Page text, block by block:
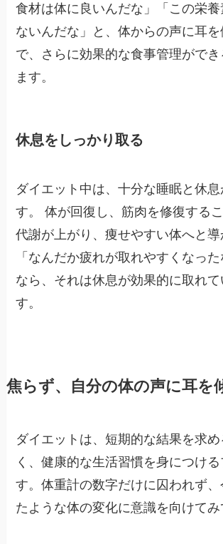
食材は体に良いんだな」「この栄
ないんだな」と、体からの声に耳を
で、さらに効果的な食事管理ができ
ます。
休息をしっかり取る
ダイエット中は、十分な睡眠と休
す。 体が回復し、筋肉を修復する
代謝が上がり、痩せやすい体へと導
「なんだか疲れが取れやすくなっ
なら、それは休息が効果的に取れ
す。
焦らず、自分の体の声に耳を
ダイエットは、短期的な結果を求
く、健康的な生活習慣を身につけ
す。体重計の数字だけに囚われず、
たような体の変化に意識を向けてみ